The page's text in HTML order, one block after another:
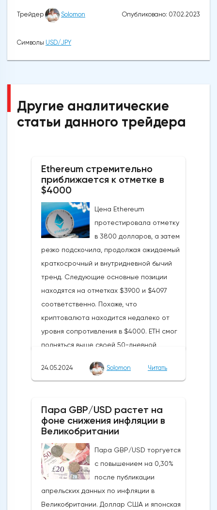
Трейдер Solomon Опубликовано: 07.02.2023
Символы USD/JPY
Другие аналитические
статьи данного трейдера
Ethereum стремительно
приближается к отметке в
$4000
Цена Ethereum
протестировала отметку
в 3800 долларов, а затем
резко подскочила, продолжая ожидаемый
краткосрочный и внутридневной бычий
тренд. Следующие основные позиции
находятся на отметках $3900 и $4097
соответственно. Похоже, что
криптовалюта находится недалеко от
уровня сопротивления в $4000. ETH смог
подняться выше своей 50-дневной
бычьих колебаний, которые могут развеять
криптовалюты.Курс супер-альткоина не
рос до тех пор, пока за неделю до
21Shares и ARK не утвердили спотовые ETF
на Ethereum. К счастью для Ethereum, в
понедельник, 20 мая, ожидания стали
более оптимистичными, что помогло
криптовалюте вырасти более чем на 20%.
24.05.2024 Solomon Читать
Пара GBP/USD растет на
фоне снижения инфляции в
Великобритании
Пара GBP/USD торгуется
с повышением на 0,30%
после публикации
апрельских данных по инфляции в
Великобритании. Доллар США и японская